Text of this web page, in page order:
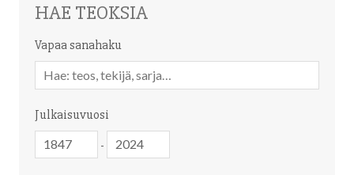
HAE TEOKSIA
Vapaa sanahaku
sanahaku
Julkaisuvuosi
-